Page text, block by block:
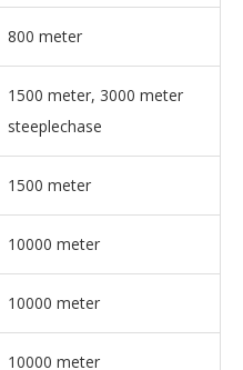
800 meter
1500 meter, 3000 meter
steeplechase
1500 meter
10000 meter
10000 meter
10000 meter